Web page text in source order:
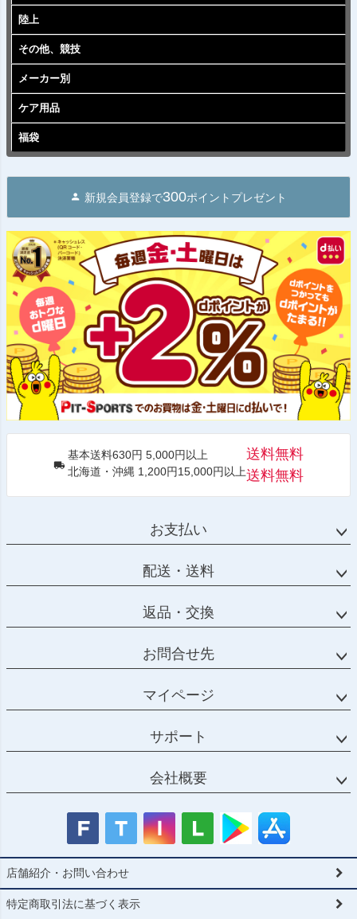
陸上
その他、競技
メーカー別
ケア用品
福袋
新規会員登録で300ポイントプレゼント
基本送料630円 5,000円以上
北海道・沖縄 1,200円15,000円以上
送料無料
送料無料
お支払い
配送・送料
返品・交換
お問合せ先
マイページ
サポート
会社概要
店舗紹介・お問い合わせ
特定商取引法に基づく表示